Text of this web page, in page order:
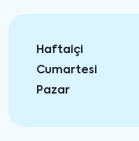
Haftaiçi
Cumartesi
Pazar